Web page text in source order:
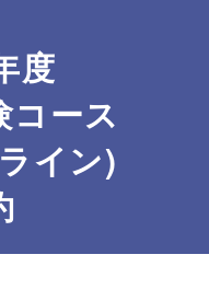
度
コース
イン)